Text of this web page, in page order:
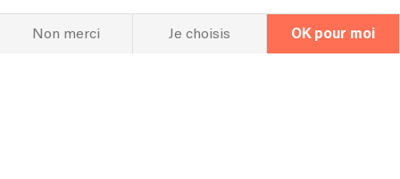
Pouvez-vous ajouter un ou une
chanteur(se) à votre formation ?
Non merci Je choisis OK pour moi